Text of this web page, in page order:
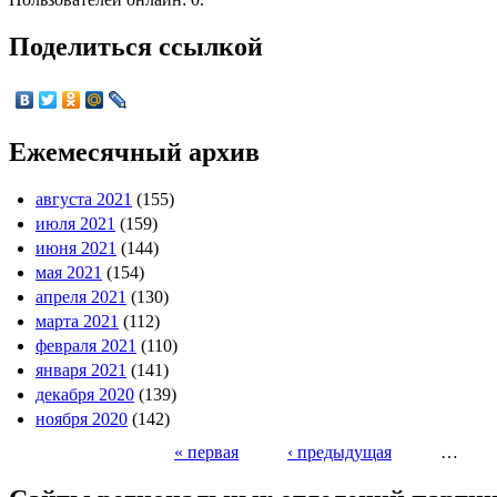
Поделиться ссылкой
Ежемесячный архив
августа 2021 (155)
июля 2021 (159)
июня 2021 (144)
мая 2021 (154)
апреля 2021 (130)
марта 2021 (112)
февраля 2021 (110)
января 2021 (141)
декабря 2020 (139)
ноября 2020 (142)
« первая ‹ предыдущая …